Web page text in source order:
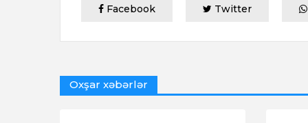
Facebook Twitter
Oxşar xəbərlər